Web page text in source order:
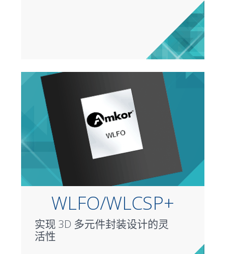
WLFO/WLCSP+
实现 3D 多元件封装设计的灵
活性